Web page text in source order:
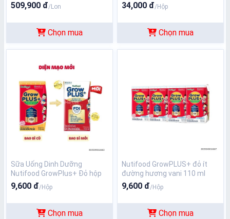
509,900 đ/Lon
Chọn mua
34,000 đ/Hộp
Chọn mua
Sữa Uống Dinh Dưỡng
Nutifood GrowPlus+ Đỏ hộp
110ml
9,600 đ/Hộp
Chọn mua
Nutifood GrowPLUS+ đỏ ít
đường hương vani 110 ml
9,600 đ/Hộp
Chọn mua